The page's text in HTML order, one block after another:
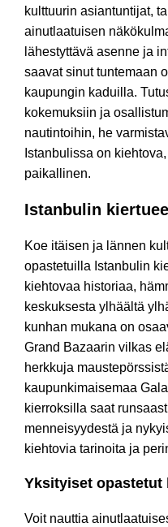
kulttuurin asiantuntijat,
ainutlaatuisen
lähestyttävä asenne ja
saavat sinut tuntemaan
kaupungin kaduilla.
kokemuksiin ja
nautintoihin, he
Istanbulissa on
paikallinen.
Istanbulin
Koe itäisen ja lännen
opastetuilla Istanbulin
kiehtovaa historiaa,
keskuksesta ylhäältä
kunhan mukana on
Grand Bazaarin vilkas
herkkuja
kaupunkimaisemaa
kierroksilla saat
menneisyydestä ja
kiehtovia tarinoita ja
Yksityiset opastetut
Voit nauttia